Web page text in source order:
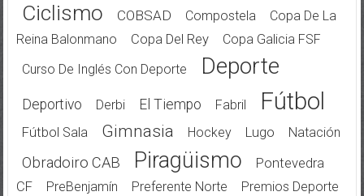
Ciclismo COBSAD Compostela
Copa De La
Reina Balonmano
Copa Del Rey
Copa Galicia FSF
Curso De Inglés Con Deporte
Deporte
Deportivo Derbi El Tiempo Fabril Fútbol
Fútbol Sala Gimnasia Hockey Lugo Natación
Obradoiro CAB Piragüismo
Pontevedra
CF
PreBenjamín Preferente Norte
Premios Deporte